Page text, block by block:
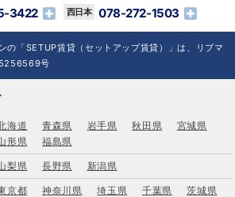
3422 078-272-1503
の「SETUP賃貸（セットアップ賃貸）」は、リブマ
5256569号
海道 青森県 岩手県 秋田県
宮城県
形県
福島県
梨県 長野県 新潟県
京都 神奈川県 埼玉県 千葉県 茨城県